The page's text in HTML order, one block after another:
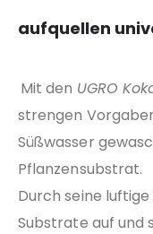
aufquellen
Mit den UGRO
strengen
Süßwasser
Pflanzensubstrat.
Durch seine
Substrate auf und